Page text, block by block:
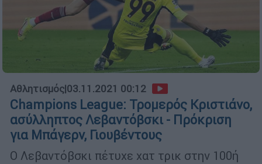
Αθλητισμός|03.11.2021 00:12
Champions League: Τρομερός Κριστιάνο,
ασύλληπτος Λεβαντόβσκι - Πρόκριση
για Μπάγερν, Γιουβέντους
Ο Λεβαντόβσκι πέτυχε χατ τρικ στην 100ή